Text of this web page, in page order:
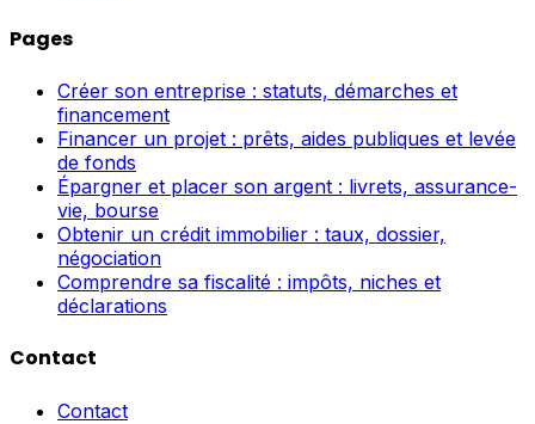
Pages
Créer son entreprise : statuts, démarches et
financement
Financer un projet : prêts, aides publiques et levée
de fonds
Épargner et placer son argent : livrets, assurance-
vie, bourse
Obtenir un crédit immobilier : taux, dossier,
négociation
Comprendre sa fiscalité : impôts, niches et
déclarations
Contact
Contact